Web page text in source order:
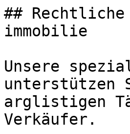
##
immobilie
Unsere
unterstützen
arglistigen
Verkäufer.